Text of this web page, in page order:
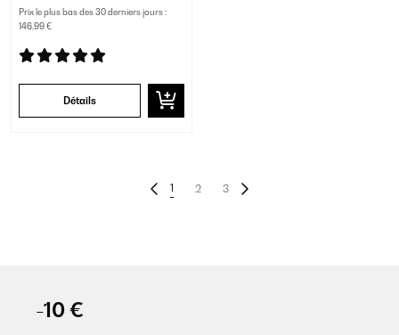
Prix le plus bas des 30 derniers jours :
146,99 €
Détails
1 2 3
-10 €